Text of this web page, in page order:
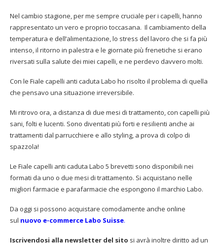
Nel cambio stagione, per me sempre cruciale per i capelli, hanno
rappresentato un vero e proprio toccasana. Il cambiamento della
temperatura e dell’alimentazione, lo stress del lavoro che si fa più
intenso, il ritorno in palestra e le giornate più frenetiche si erano
riversati sulla salute dei miei capelli, e ne perdevo davvero molti.
Con le Fiale capelli anti caduta Labo ho risolto il problema di quella
che pensavo una situazione irreversibile.
Mi ritrovo ora, a distanza di due mesi di trattamento, con capelli più
sani, folti e lucenti. Sono diventati più forti e resilienti anche ai
trattamenti dal parrucchiere e allo styling, a prova di colpo di
spazzola!
Le Fiale capelli anti caduta Labo 5 brevetti sono disponibili nei
formati da uno o due mesi di trattamento. Si acquistano nelle
migliori farmacie e parafarmacie che espongono il marchio Labo.
Da oggi si possono acquistare comodamente anche online
sul nuovo e-commerce Labo Suisse.
Iscrivendosi alla newsletter del sito si avrà inoltre diritto ad un